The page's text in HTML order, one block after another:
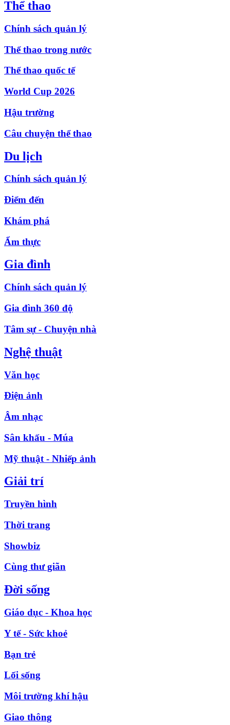
Thể thao
Chính sách quản lý
Thể thao trong nước
Thể thao quốc tế
World Cup 2026
Hậu trường
Câu chuyện thể thao
Du lịch
Chính sách quản lý
Điểm đến
Khám phá
Ẩm thực
Gia đình
Chính sách quản lý
Gia đình 360 độ
Tâm sự - Chuyện nhà
Nghệ thuật
Văn học
Điện ảnh
Âm nhạc
Sân khấu - Múa
Mỹ thuật - Nhiếp ảnh
Giải trí
Truyền hình
Thời trang
Showbiz
Cùng thư giãn
Đời sống
Giáo dục - Khoa học
Y tế - Sức khoẻ
Bạn trẻ
Lối sống
Môi trường khí hậu
Giao thông